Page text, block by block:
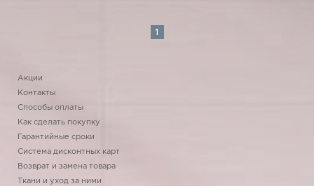
1
Акции
Контакты
Способы оплаты
Как сделать покупку
Гарантийные сроки
Система дисконтных карт
Возврат и замена товара
Ткани и уход за ними